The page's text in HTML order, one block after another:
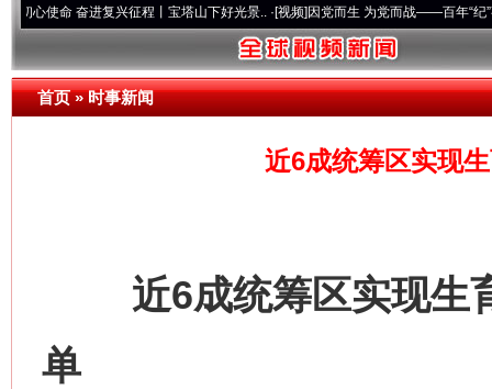
奋进复兴征程丨宝塔山下好光景..·[视频]因党而生 为党而战——百年“纪”事⑧加强纪
首页»时事新闻
近6成统筹区实现
近6成统筹区实现生育
单